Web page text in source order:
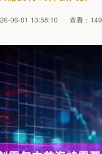
06-01 13:58:10 查看：149